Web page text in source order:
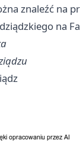
znaleźć na
na